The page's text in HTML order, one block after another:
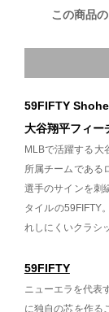
この商品
59FIFTY
大谷翔平フィー
MLBで活躍する大
所属チームである
選手のサインを刺
タイルの59FIFTY
れしにくいクラシ
59FIFTY
ニューエラを代表
に独自の芯を作る